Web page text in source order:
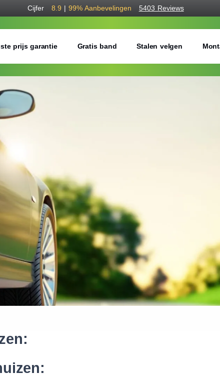
Cijfer 8.9 | 99% Aanbevelingen 5403 Reviews
prijs garantie Gratis band Stalen velgen
Waar vind ik de maat van
Help mij met bestellen